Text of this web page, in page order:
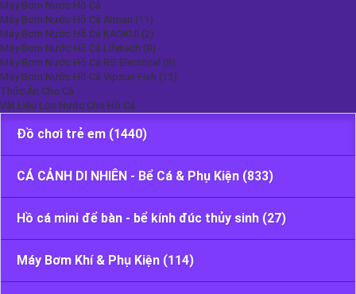
Máy Bơm Nước Hồ Cá
Máy Bơm Nước Hồ Cá Atman (11)
Máy Bơm Nước Hồ Cá KAOKUI (2)
Máy Bơm Nước Hồ Cá Lifetech (8)
Máy Bơm Nước Hồ Cá RS Electrical (8)
Máy Bơm Nước Hồ Cá Vipsun Fish (13)
Thức Ăn Cho Cá
Vật Liệu Lọc Nước Cho Hồ Cá
Danh Mục
Đồ chơi trẻ em (1440)
CÁ CẢNH DI NHIÊN - Bể Cá & Phụ Kiện (833)
Hồ cá mini để bàn - bể kính đúc thủy sinh (27)
Máy Bơm Khí & Phụ Kiện (114)